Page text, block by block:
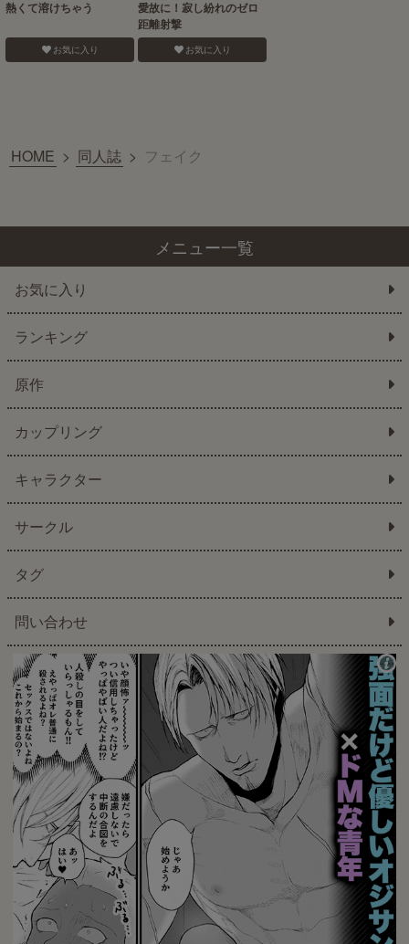
熱くて溶けちゃう
お気に入り
愛故に！寂し紛れのゼロ
距離射撃
お気に入り
HOME > 同人誌 > フェイク
メニュー一覧
お気に入り
ランキング
原作
カップリング
キャラクター
サークル
タグ
問い合わせ